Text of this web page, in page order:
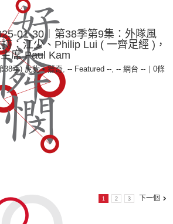
01-30︱第38季第9集：外隊風
：江少、Philip Lui ( 一齊足經 )，
席 Paul Kam
38季) 虎豹 • 獵奇, -- Featured --, -- 網台 --
0條
1 2 3 下一個